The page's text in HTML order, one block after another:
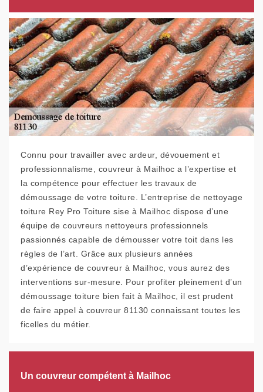
Connu pour travailler avec ardeur, dévouement et
professionnalisme, couvreur à Mailhoc a l’expertise et
la compétence pour effectuer les travaux de
démoussage de votre toiture. L’entreprise de nettoyage
toiture Rey Pro Toiture sise à Mailhoc dispose d’une
équipe de couvreurs nettoyeurs professionnels
passionnés capable de démousser votre toit dans les
règles de l’art. Grâce aux plusieurs années
d’expérience de couvreur à Mailhoc, vous aurez des
interventions sur-mesure. Pour profiter pleinement d’un
démoussage toiture bien fait à Mailhoc, il est prudent
de faire appel à couvreur 81130 connaissant toutes les
ficelles du métier.
Un couvreur compétent à Mailhoc